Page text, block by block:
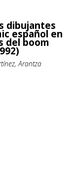
dibujantes
español en
del boom
Arantza